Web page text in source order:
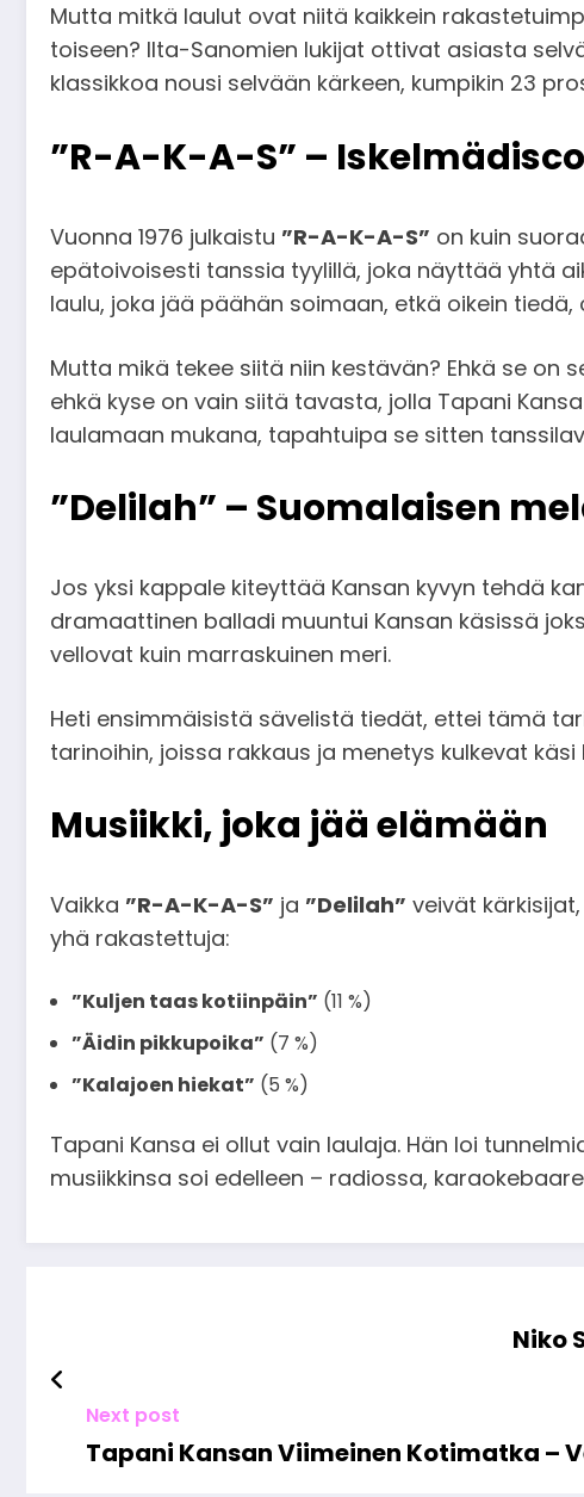
Mutta mitkä laulut ovat niitä kaikkein
toiseen? Ilta-Sanomien lukijat ottivat asiasta
klassikkoa nousi selvään kärkeen, kumpikin 23
”R-A-K-A-S” –
Vuonna 1976 julkaistu ”R-A-K-A-S” on kuin
epätoivoisesti tanssia tyylillä, joka näyttää yhtä
laulu, joka jää päähän soimaan, etkä oikein
Mutta mikä tekee siitä niin kestävän? Ehkä se
ehkä kyse on vain siitä tavasta, jolla Tapani
laulamaan mukana, tapahtuipa se sitten
”Delilah” – Suomalaisen
Jos yksi kappale kiteyttää Kansan kyvyn tehdä
dramaattinen balladi muuntui Kansan käsissä
vellovat kuin marraskuinen meri.
Heti ensimmäisistä sävelistä tiedät, ettei tämä
tarinoihin, joissa rakkaus ja menetys kulkevat
Musiikki, joka jää elämään
Vaikka ”R-A-K-A-S” ja ”Delilah” veivät
yhä rakastettuja:
”Kuljen taas kotiinpäin” (11 %)
”Äidin pikkupoika” (7 %)
”Kalajoen hiekat” (5 %)
Tapani Kansa ei ollut vain laulaja. Hän loi
musiikkinsa soi edelleen – radiossa,
Niko
Next post
Tapani Kansan Viimeinen Kotimatka –